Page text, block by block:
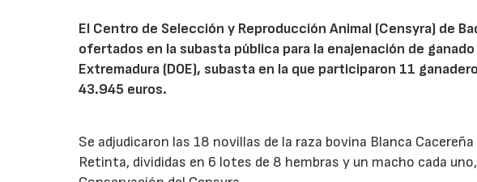
El Centro de Selección y Reproducción Animal (Censyra) de
ofertados en la subasta pública para la enajenación de
Extremadura (DOE), subasta en la que participaron 11
43.945 euros.
Se adjudicaron las 18 novillas de la raza bovina Blanca
Retinta, divididas en 6 lotes de 8 hembras y un macho cada